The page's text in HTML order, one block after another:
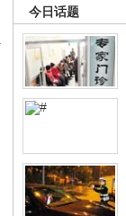
今日话题